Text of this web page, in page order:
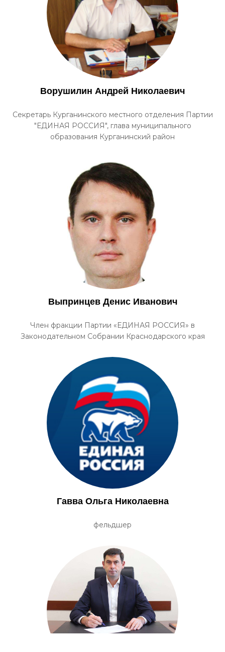
Ворушилин Андрей Николаевич
Секретарь Курганинского местного отделения Партии
"ЕДИНАЯ РОССИЯ", глава муниципального
образования Курганинский район
Выпринцев Денис Иванович
Член фракции Партии «ЕДИНАЯ РОССИЯ» в
Законодательном Собрании Краснодарского края
Гавва Ольга Николаевна
фельдшер